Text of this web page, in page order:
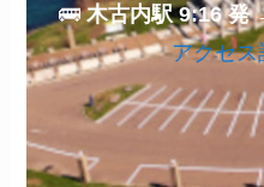
🚌木古内駅 9:16 発
アクセス